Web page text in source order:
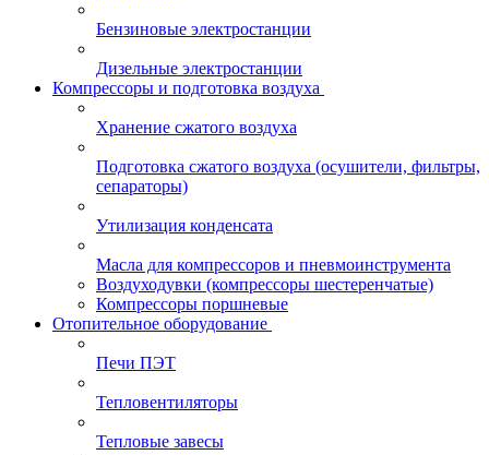
Бензиновые электростанции
Дизельные электростанции
Компрессоры и подготовка воздуха
Хранение сжатого воздуха
Подготовка сжатого воздуха (осушители, фильтры,
сепараторы)
Утилизация конденсата
Масла для компрессоров и пневмоинструмента
Воздуходувки (компрессоры шестеренчатые)
Компрессоры поршневые
Отопительное оборудование
Печи ПЭТ
Тепловентиляторы
Тепловые завесы